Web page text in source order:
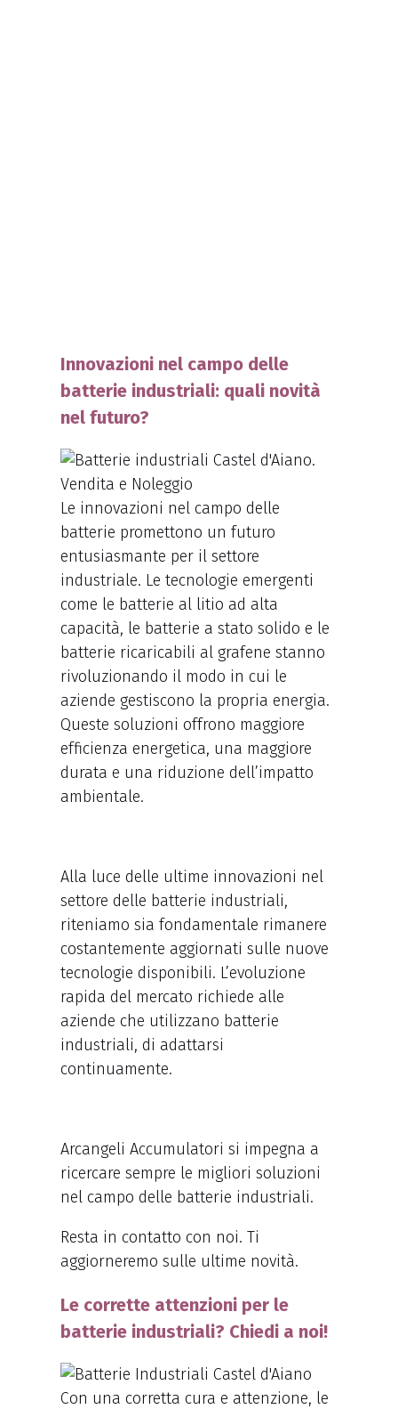
Innovazioni nel campo delle
batterie industriali: quali novità
nel futuro?
Le innovazioni nel campo delle
batterie promettono un futuro
entusiasmante per il settore
industriale. Le tecnologie emergenti
come le batterie al litio ad alta
capacità, le batterie a stato solido e le
batterie ricaricabili al grafene stanno
rivoluzionando il modo in cui le
aziende gestiscono la propria energia.
Queste soluzioni offrono maggiore
efficienza energetica, una maggiore
durata e una riduzione dell’impatto
ambientale.
Alla luce delle ultime innovazioni nel
settore delle batterie industriali,
riteniamo sia fondamentale rimanere
costantemente aggiornati sulle nuove
tecnologie disponibili. L’evoluzione
rapida del mercato richiede alle
aziende che utilizzano batterie
industriali, di adattarsi
continuamente.
Arcangeli Accumulatori si impegna a
ricercare sempre le migliori soluzioni
nel campo delle batterie industriali.
Resta in contatto con noi. Ti
aggiorneremo sulle ultime novità.
Le corrette attenzioni per le
batterie industriali? Chiedi a noi!
Con una corretta cura e attenzione, le